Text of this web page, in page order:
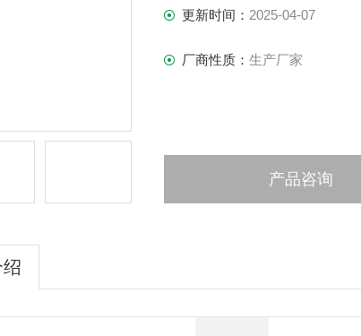
更新时间： 2025-04-07
厂商性质： 生产厂家
产品咨询